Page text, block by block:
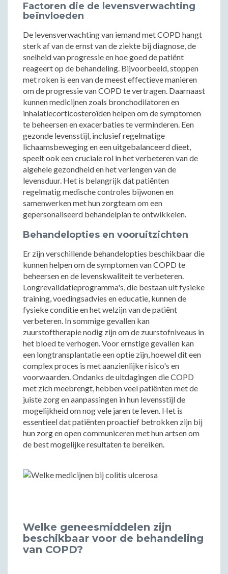
Factoren die de levensverwachting
beïnvloeden
De levensverwachting van iemand met COPD hangt
sterk af van de ernst van de ziekte bij diagnose, de
snelheid van progressie en hoe goed de patiënt
reageert op de behandeling. Bijvoorbeeld, stoppen
met roken is een van de meest effectieve manieren
om de progressie van COPD te vertragen. Daarnaast
kunnen medicijnen zoals bronchodilatoren en
inhalatiecorticosteroïden helpen om de symptomen
te beheersen en exacerbaties te verminderen. Een
gezonde levensstijl, inclusief regelmatige
lichaamsbeweging en een uitgebalanceerd dieet,
speelt ook een cruciale rol in het verbeteren van de
algehele gezondheid en het verlengen van de
levensduur. Het is belangrijk dat patiënten
regelmatig medische controles bijwonen en
samenwerken met hun zorgteam om een
gepersonaliseerd behandelplan te ontwikkelen.
Behandelopties en vooruitzichten
Er zijn verschillende behandelopties beschikbaar die
kunnen helpen om de symptomen van COPD te
beheersen en de levenskwaliteit te verbeteren.
Longrevalidatieprogramma's, die bestaan uit fysieke
training, voedingsadvies en educatie, kunnen de
fysieke conditie en het welzijn van de patiënt
verbeteren. In sommige gevallen kan
zuurstoftherapie nodig zijn om de zuurstofniveaus in
het bloed te verhogen. Voor ernstige gevallen kan
een longtransplantatie een optie zijn, hoewel dit een
complex proces is met aanzienlijke risico's en
voorwaarden. Ondanks de uitdagingen die COPD
met zich meebrengt, hebben veel patiënten met de
juiste zorg en aanpassingen in hun levensstijl de
mogelijkheid om nog vele jaren te leven. Het is
essentieel dat patiënten proactief betrokken zijn bij
hun zorg en open communiceren met hun artsen om
de best mogelijke resultaten te bereiken.
Welke geneesmiddelen zijn
beschikbaar voor de behandeling
van COPD?